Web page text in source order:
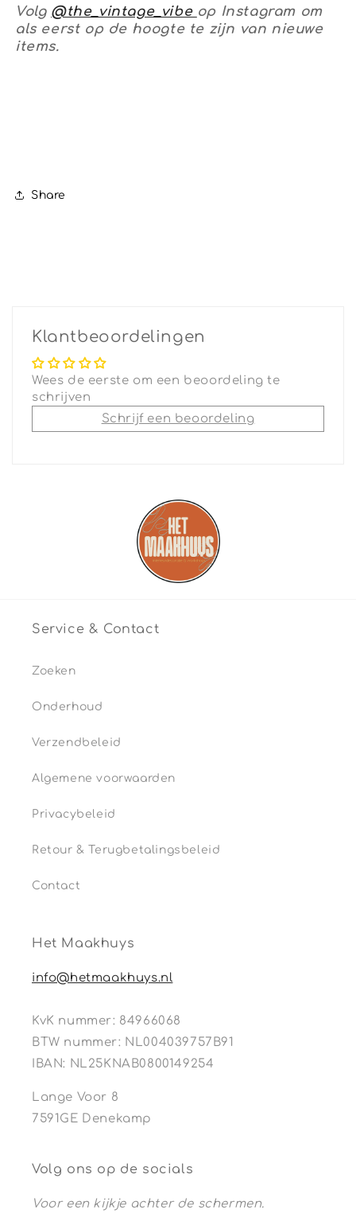
Volg @the_vintage_vibe op Instagram om
als eerst op de hoogte te zijn van nieuwe
items.
Share
Klantbeoordelingen
Wees de eerste om een beoordeling te
schrijven
Schrijf een beoordeling
Service & Contact
Zoeken
Onderhoud
Verzendbeleid
Algemene voorwaarden
Privacybeleid
Retour & Terugbetalingsbeleid
Contact
Het Maakhuys
info@hetmaakhuys.nl
KvK nummer: 84966068
BTW nummer: NL004039757B91
IBAN: NL25KNAB0800149254
Lange Voor 8
7591GE Denekamp
Volg ons op de socials
Voor een kijkje achter de schermen.